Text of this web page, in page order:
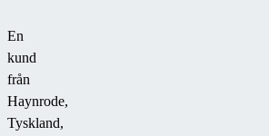
En
kund
från
Haynrode,
Tyskland,